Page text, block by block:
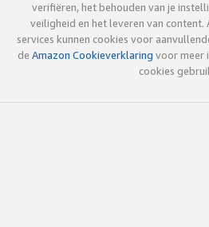
verifiëren, het behouden van je
veiligheid en het leveren van content.
services kunnen cookies voor
de Amazon Cookieverklaring voor meer
cookies